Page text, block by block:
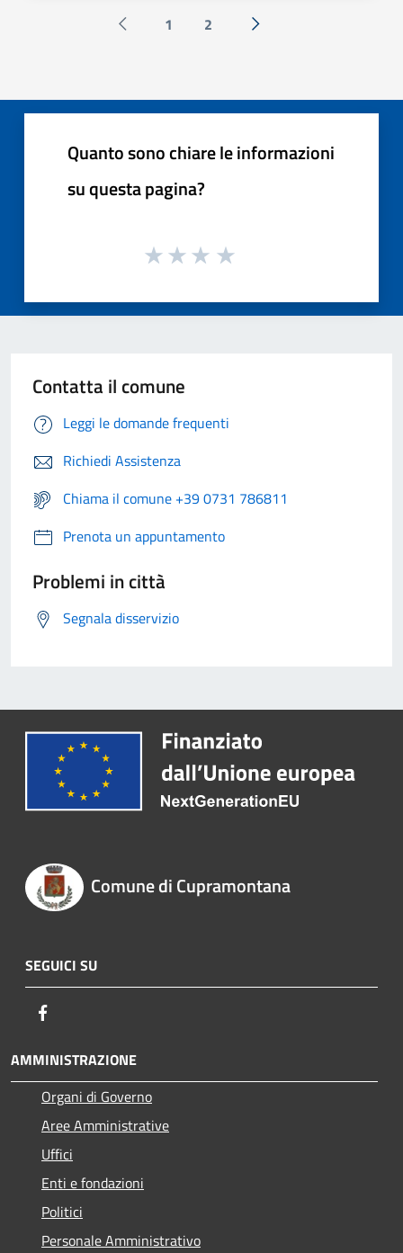
Pagina precedente
1 2 Successiva »
Quanto sono chiare le informazioni
su questa pagina?
Contatta il comune
Leggi le domande frequenti
Richiedi Assistenza
Chiama il comune +39 0731 786811
Prenota un appuntamento
Problemi in città
Segnala disservizio
Comune di Cupramontana
SEGUICI SU
AMMINISTRAZIONE
Organi di Governo
Aree Amministrative
Uffici
Enti e fondazioni
Politici
Personale Amministrativo